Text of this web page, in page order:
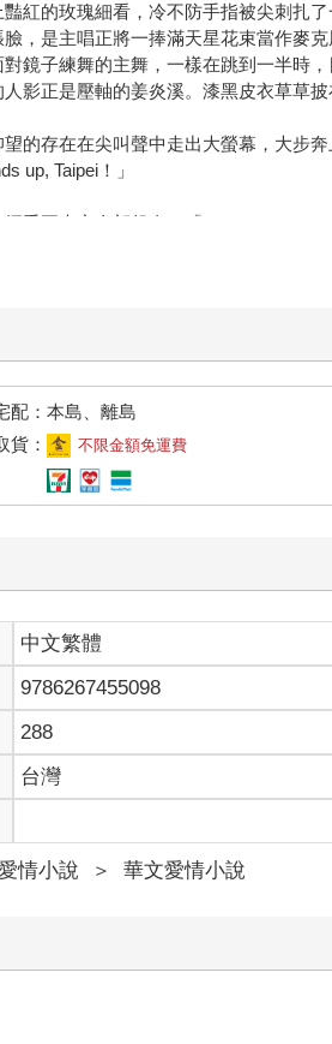
紅的玫瑰細看，冷不防手指被尖刺扎了
，是主唱正將一捧滿天星花束當作麥
鏡子練舞的主舞，一樣在跳到一半時
影正是壓軸的姜炎溪。漆黑皮衣草草
的存在在尖叫聲中走出大螢幕，大步
up, Taipei！」
手要大家全部起身，「Destiny, Let's go
伏鋒利的臉蛋上，光影錯落間，他似乎
數眾多、光線昏暗，他不可能看到她。
耀眼。
水帶著積年的思念從頰邊滑落，墜入
去想念，然而現在身處演唱會中，眾
，她才能光明正大看著姜炎溪。
神後，孟冰雨開始感受到搖滾區的威力
在離人群稍遠、不會被一直推擠的地方，
頸期盼偶像目光的粉絲們就像一尾尾魚
的想念能值多少重量呢？
溪，沒有費心擦淨未乾的淚痕。如果
在的位置，也很少再看向她的方向。
不得不專心欣賞表演。奇蹟以舞台上必
無數次表演，孟冰雨依然被這樣的歌舞表
，時間流逝得很不真實，眨眼之間，演唱
義特別不同。」
前端逕自坐下，引來新一波尖叫聲。
熱愛舞台，雖然我們的職業性質，老
不會再有下一次呢？」
機會隨年齡挑戰不同戲路、綜藝節目，
下，姜炎溪轉過頭，視線在人群裡逡巡
所以藉演唱會的場合希望頻道的擁有
聲道：「謝謝大家，接下來，我們要帶
配：本島、離島
貨：
不限金額免運費
中文繁體
9786267455098
288
台灣
情小說 ＞ 華文愛情小說